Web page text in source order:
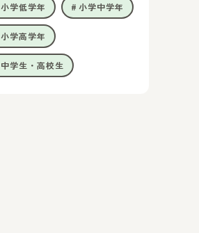
小学低学年 小学中学年
小学高学年
中学生・高校生